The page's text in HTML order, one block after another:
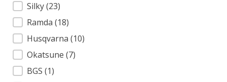
Silky(23)
Ramda (18)
Husqvarna (10)
Okatsune (7)
BGS (1)